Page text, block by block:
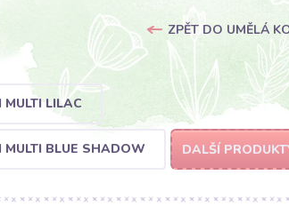
ZPĚT DO UMĚLÁ
LILAC
MULTI BLUE SHADOW DALŠÍ